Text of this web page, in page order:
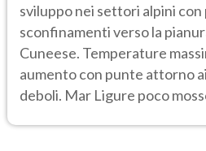
sviluppo nei settori alpini con
sconfinamenti verso la
Cuneese. Temperature
aumento con punte attorno
deboli. Mar Ligure poco